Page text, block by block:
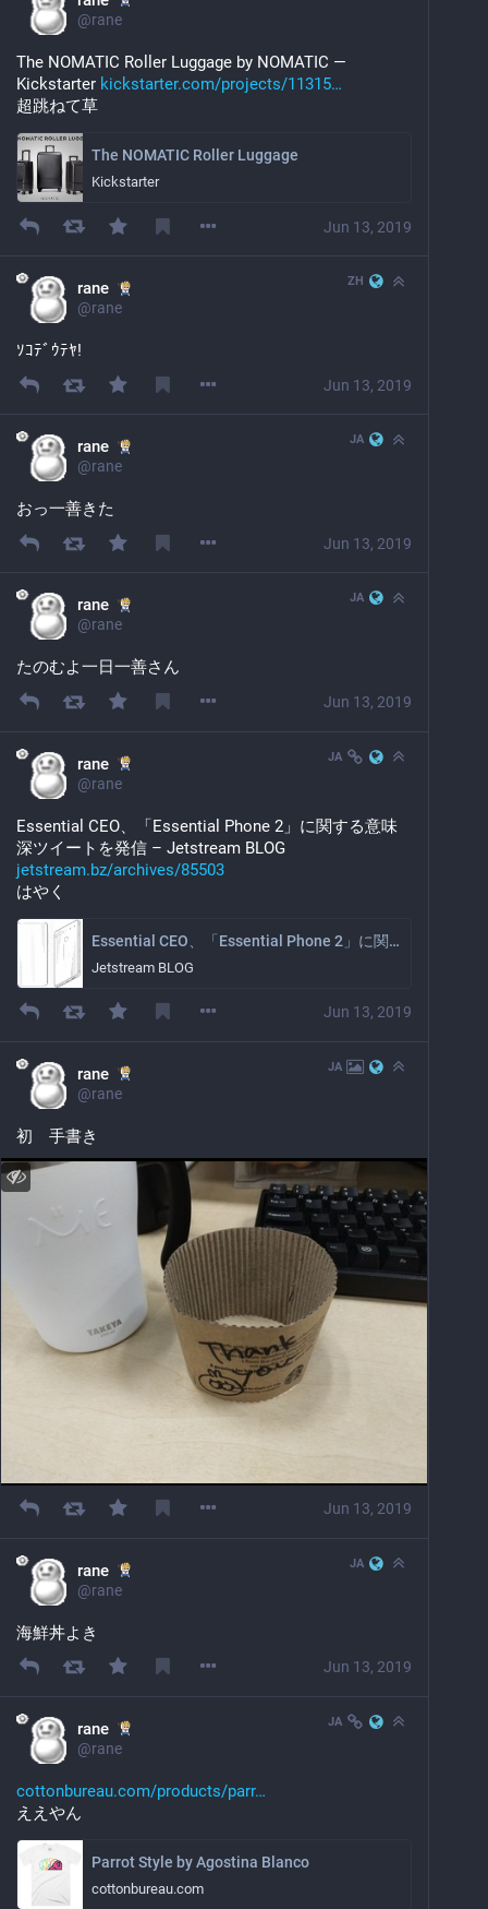
@rane
The NOMATIC Roller Luggage by NOMATIC —
Kickstarter kickstarter.com/projects/11315
超跳ねて草
The NOMATIC Roller Luggage
Kickstarter
Jun 13, 2019
rane
@rane
ZH
ｿｺﾃﾞｳﾃﾔ!
Jun 13, 2019
rane
@rane
JA
おっ一善きた
Jun 13, 2019
rane
@rane
JA
たのむよ一日一善さん
Jun 13, 2019
rane
@rane
JA
Essential CEO、「Essential Phone 2」に関する意味
深ツイートを発信 – Jetstream BLOG
jetstream.bz/archives/85503
はやく
Essential CEO、「Essential Phone 2」に関する意味深ツイートを発信
Jetstream BLOG
Jun 13, 2019
rane
@rane
JA
初　手書き
Jun 13, 2019
rane
@rane
JA
海鮮丼よき
Jun 13, 2019
rane
@rane
JA
cottonbureau.com/products/parr
ええやん
Parrot Style by Agostina Blanco
cottonbureau.com